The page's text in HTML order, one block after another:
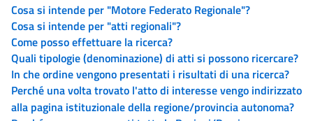
Cosa si intende per "Motore Federato Regionale"?
Cosa si intende per "atti regionali"?
Come posso effettuare la ricerca?
Quali tipologie (denominazione) di atti si possono ricercare?
In che ordine vengono presentati i risultati di una ricerca?
Perché una volta trovato l'atto di interesse vengo indirizzato
alla pagina istituzionale della regione/provincia autonoma?